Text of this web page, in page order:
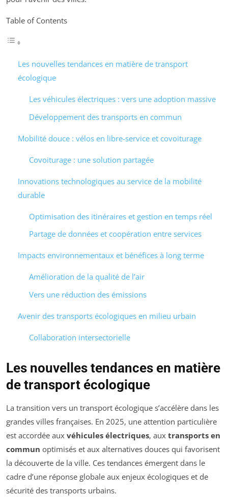
Table of Contents
Les nouvelles tendances en matière de transport
écologique
Les véhicules électriques : vers une adoption massive
Développement des transports en commun
Mobilité douce : vélos en libre-service et covoiturage
Covoiturage : une solution partagée
Innovations technologiques au service de la mobilité
durable
Optimisation des itinéraires et gestion en temps réel
Partage de données et coopération entre services
Impacts environnementaux et bénéfices à long terme
Amélioration de la qualité de l’air
Vers une réduction des émissions
Avenir des transports écologiques en milieu urbain
Collaboration intersectorielle
Les nouvelles tendances en matière
de transport écologique
La transition vers un transport écologique s’accélère dans les
grandes villes françaises. En 2025, une attention particulière
est accordée aux véhicules électriques, aux transports en
commun optimisés et aux alternatives douces qui favorisent
la découverte de la ville. Ces tendances émergent dans le
cadre d’une réponse globale aux enjeux écologiques et de
sécurité des transports urbains.